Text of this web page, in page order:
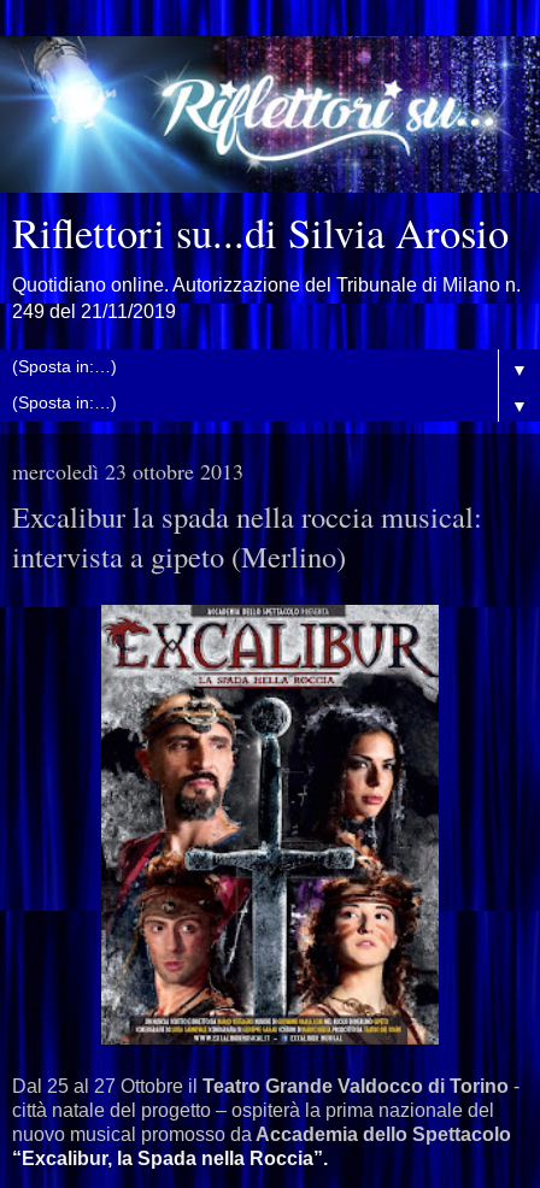
Riflettori su...di Silvia Arosio
Quotidiano online. Autorizzazione del Tribunale di Milano n.
249 del 21/11/2019
▼
▼
mercoledì 23 ottobre 2013
Excalibur la spada nella roccia musical:
intervista a gipeto (Merlino)
Dal 25 al 27 Ottobre il Teatro Grande Valdocco di Torino -
città natale del progetto – ospiterà la prima nazionale del
nuovo musical promosso da Accademia dello Spettacolo
“Excalibur, la Spada nella Roccia”.